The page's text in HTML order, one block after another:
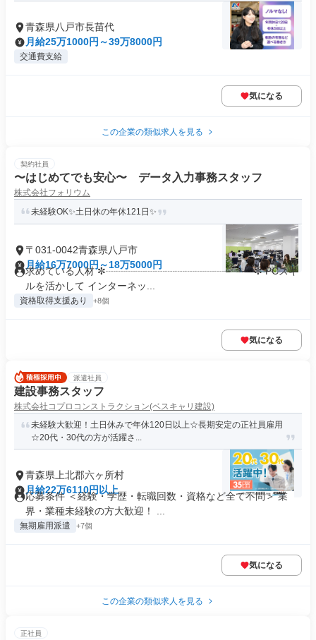
青森県八戸市長苗代
月給25万1000円～39万8000円
交通費支給
気になる
この企業の類似求人を見る
契約社員
〜はじめてでも安心〜 データ入力事務スタッフ
株式会社フォリウム
未経験OK✨土日休の年休121日✨
〒031-0042青森県八戸市
月給16万7000円～18万5000円
求めている人材 ✼┈┈┈┈┈┈┈┈┈┈┈┈┈┈┈✼ PCスキ
ルを活かして インターネッ...
資格取得支援あり +8個
気になる
派遣社員
建設事務スタッフ
株式会社コプロコンストラクション(ベスキャリ建設)
未経験大歓迎！土日休みで年休120日以上☆長期安定の正社員雇用
☆20代・30代の方が活躍さ...
青森県上北郡六ヶ所村
月給22万6110円以上
応募条件 ＜経験・学歴・転職回数・資格など全て不問＞ 業
界・業種未経験の方大歓迎！ ...
無期雇用派遣 +7個
気になる
この企業の類似求人を見る
正社員